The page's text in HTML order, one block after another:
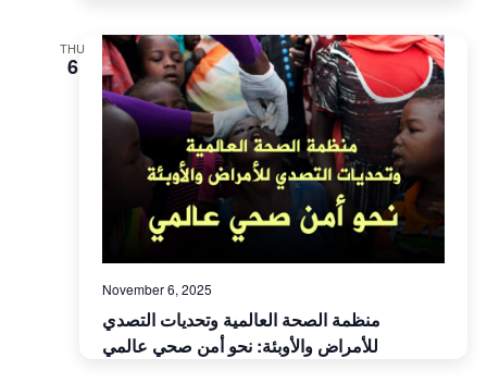
THU
6
منظمة الصحة العالمية وتحديات التصدي
للأمراض والأوبئة: نحو أمن صحي عالمي
November 6, 2025